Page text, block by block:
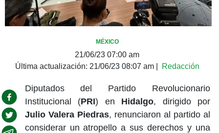
MÉXICO
21/06/23 07:00 am
Última actualización: 21/06/23 08:07 am| Redacción
Diputados del Partido Revolucionario
Institucional (PRI) en Hidalgo, dirigido por
Julio Valera Piedras, renunciaron al partido al
considerar un atropello a sus derechos y una